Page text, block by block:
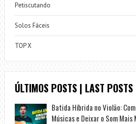
Petiscutando
Solos Fáceis
TOP X
ÚLTIMOS POSTS | LAST POSTS
Batida Híbrida no Violão:
Músicas e Deixar o Som Mais